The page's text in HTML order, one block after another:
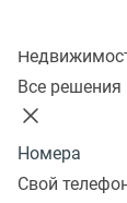
Все решения
Номера
Свой
город